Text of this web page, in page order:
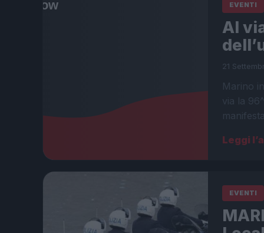
EVENTI
Al
21
Marino
via la
Leggi
EVENTI